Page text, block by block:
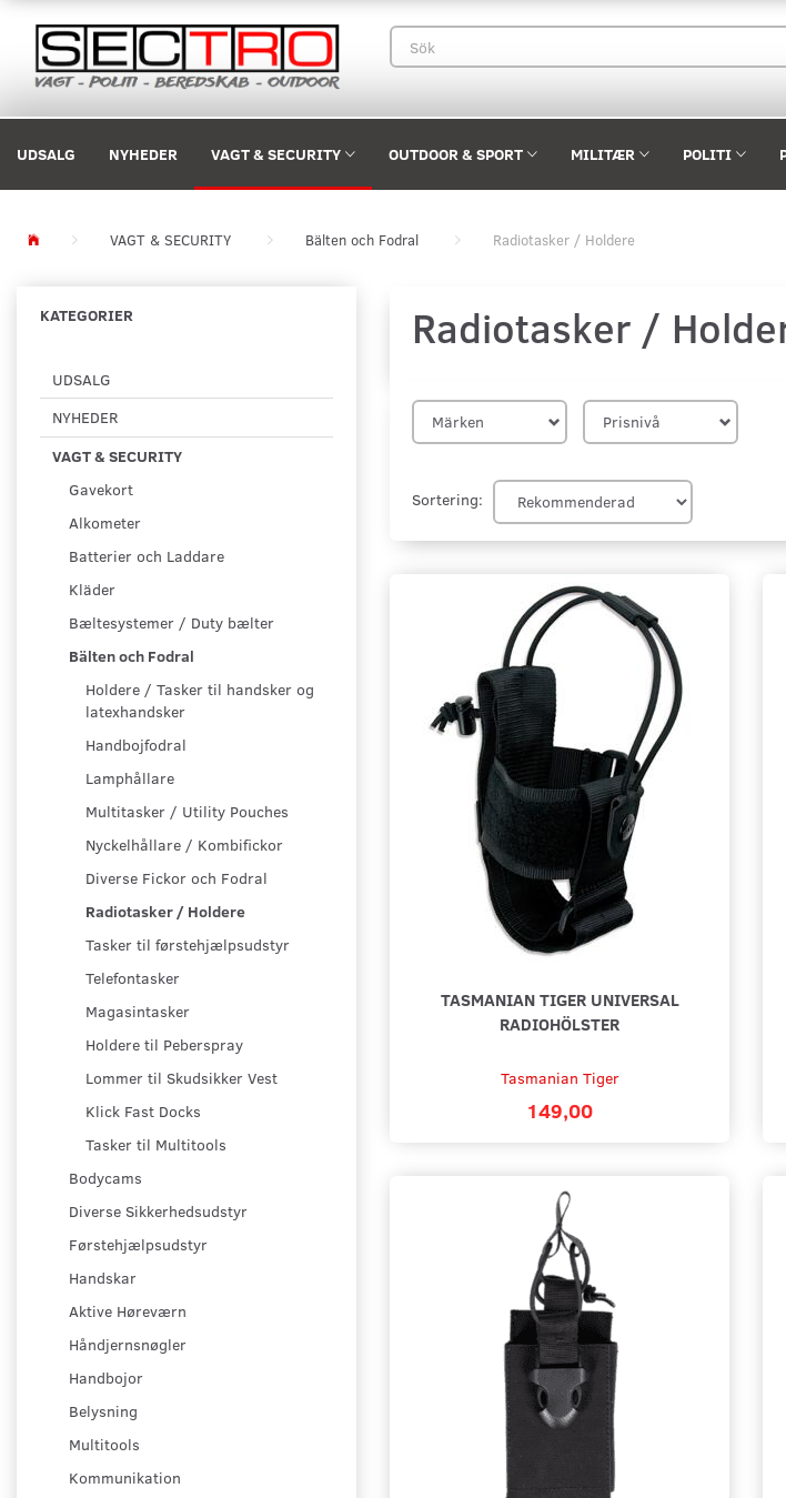
UDSALG NYHEDER VAGT & SECURITY OUTDOOR & SPORT MILITÆR POLITI
VAGT & SECURITY Bälten och Fodral Radiotasker / Holdere
KATEGORIER
UDSALG
NYHEDER
VAGT & SECURITY
Gavekort
Alkometer
Batterier och Laddare
Kläder
Bæltesystemer / Duty bælter
Bälten och Fodral
Holdere / Tasker til handsker og
latexhandsker
Handbojfodral
Lamphållare
Multitasker / Utility Pouches
Nyckelhållare / Kombifickor
Diverse Fickor och Fodral
Radiotasker / Holdere
Tasker til førstehjælpsudstyr
Telefontasker
Magasintasker
Holdere til Peberspray
Lommer til Skudsikker Vest
Klick Fast Docks
Tasker til Multitools
Bodycams
Diverse Sikkerhedsudstyr
Førstehjælpsudstyr
Handskar
Aktive Høreværn
Håndjernsnøgler
Handbojor
Belysning
Multitools
Kommunikation
Radiotasker /
Märken Prisnivå
Sortering:
TASMANIAN TIGER UNIVERSAL
RADIOHÖLSTER
Tasmanian Tiger
149,00